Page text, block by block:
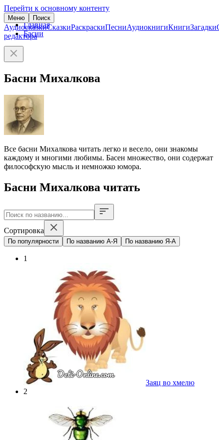
Перейти к основному контенту
Меню Поиск
АудиосказкиСказкиРаскраскиПесниАудиокнигиКнигиЗагадки
редактора
Главная
Басни
Басни Михалкова
Все басни Михалкова читать легко и весело, они знакомы
каждому и многими любимы. Басен множество, они содержат
философскую мысль и немножко юмора.
Басни Михалкова читать
Сортировка
По популярности По названию А-Я По названию Я-А
1
Заяц во хмелю
2